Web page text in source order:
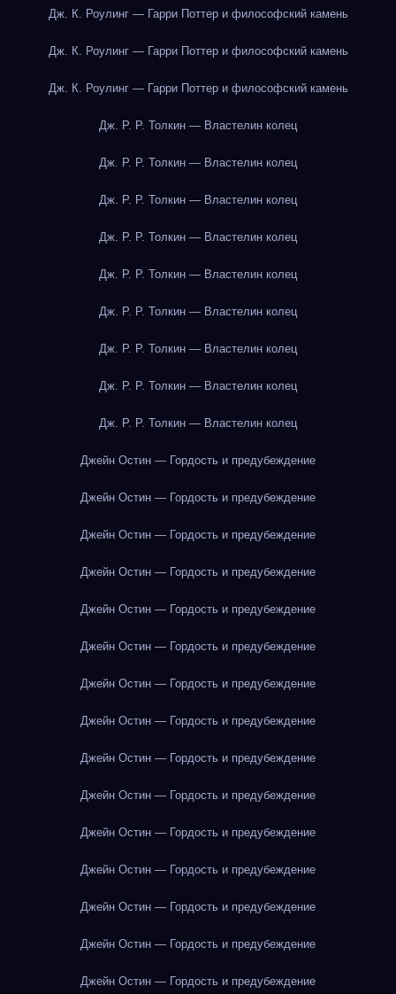
Дж. К. Роулинг — Гарри Поттер и философский камень
Дж. К. Роулинг — Гарри Поттер и философский камень
Дж. К. Роулинг — Гарри Поттер и философский камень
Дж. Р. Р. Толкин — Властелин колец
Дж. Р. Р. Толкин — Властелин колец
Дж. Р. Р. Толкин — Властелин колец
Дж. Р. Р. Толкин — Властелин колец
Дж. Р. Р. Толкин — Властелин колец
Дж. Р. Р. Толкин — Властелин колец
Дж. Р. Р. Толкин — Властелин колец
Дж. Р. Р. Толкин — Властелин колец
Дж. Р. Р. Толкин — Властелин колец
Джейн Остин — Гордость и предубеждение
Джейн Остин — Гордость и предубеждение
Джейн Остин — Гордость и предубеждение
Джейн Остин — Гордость и предубеждение
Джейн Остин — Гордость и предубеждение
Джейн Остин — Гордость и предубеждение
Джейн Остин — Гордость и предубеждение
Джейн Остин — Гордость и предубеждение
Джейн Остин — Гордость и предубеждение
Джейн Остин — Гордость и предубеждение
Джейн Остин — Гордость и предубеждение
Джейн Остин — Гордость и предубеждение
Джейн Остин — Гордость и предубеждение
Джейн Остин — Гордость и предубеждение
Джейн Остин — Гордость и предубеждение